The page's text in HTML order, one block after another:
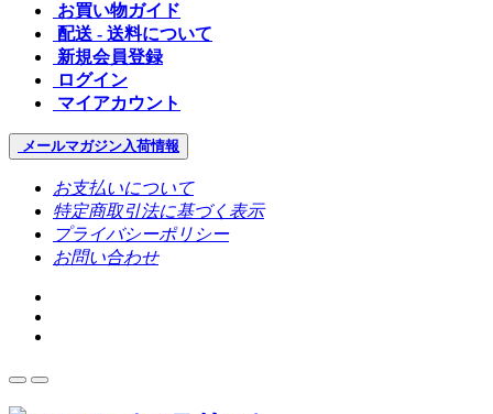
お買い物ガイド
配送 - 送料について
新規会員登録
ログイン
マイアカウント
メールマガジン入荷情報
お支払いについて
特定商取引法に基づく表示
プライバシーポリシー
お問い合わせ